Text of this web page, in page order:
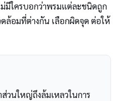
ม่มีใครบอกว่าพรมแต่ละชนิดถูก
อมที่ต่างกัน เลือกผิดจุด ต่อให้
วนใหญ่ถึงล้มเหลวในการ